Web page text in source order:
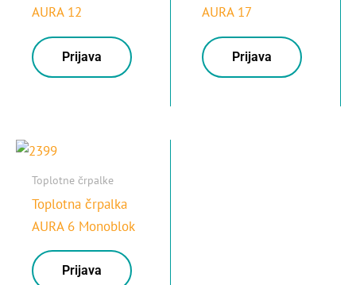
AURA 12
Prijava
AURA 17
Prijava
Toplotne črpalke
Toplotna črpalka
AURA 6 Monoblok
Prijava